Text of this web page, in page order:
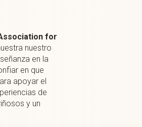
for
nuestro
en la
en que
apoyar el
de
y un